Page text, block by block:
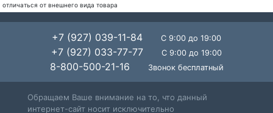
отличаться от внешнего вида товара
+7 (927) 039-11-84 С 9:00 до 19:00
+7 (927) 033-77-77 С 9:00 до 19:00
8-800-500-21-16 Звонок бесплатный
Обращаем Ваше внимание на то, что данный
интернет-сайт носит исключительно